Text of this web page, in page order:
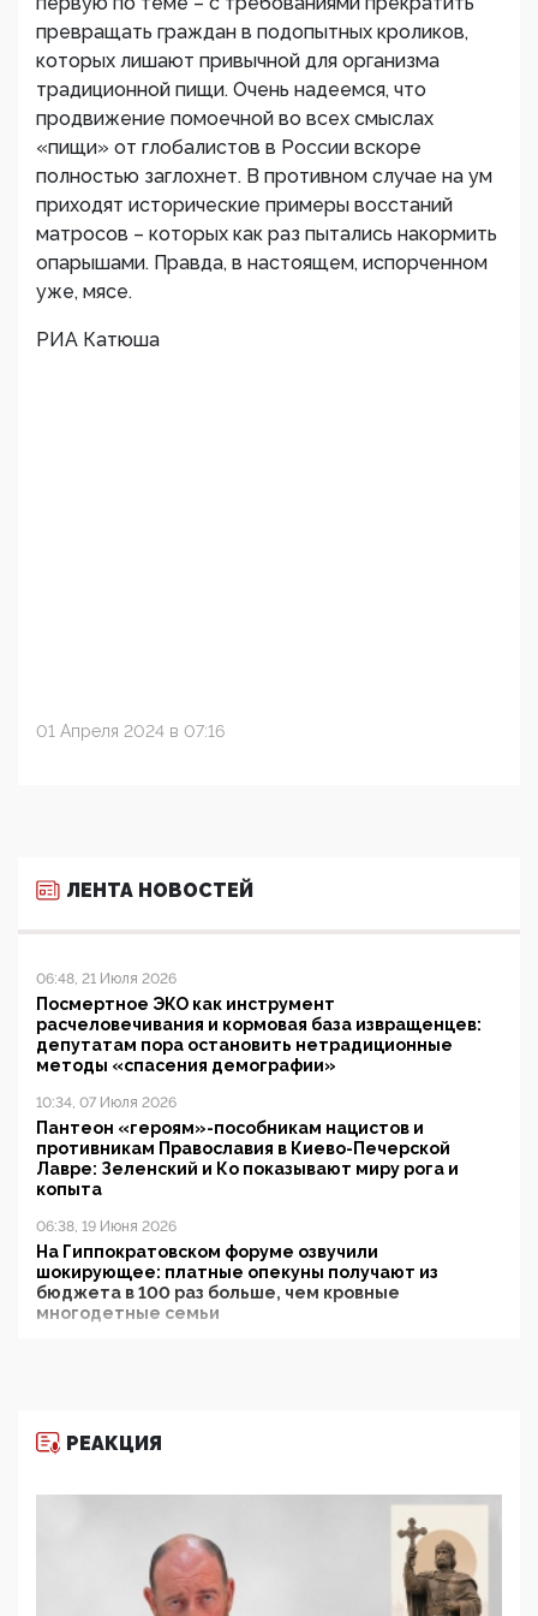
превращать граждан в подопытных кроликов,
которых лишают привычной для организма
традиционной пищи. Очень надеемся, что
продвижение помоечной во всех смыслах
«пищи» от глобалистов в России вскоре
полностью заглохнет. В противном случае на ум
приходят исторические примеры восстаний
матросов – которых как раз пытались накормить
опарышами. Правда, в настоящем, испорченном
уже, мясе.
РИА Катюша
01 Апреля 2024 в 07:16
ЛЕНТА НОВОСТЕЙ
06:48, 21 Июля 2026
Посмертное ЭКО как инструмент
расчеловечивания и кормовая база извращенцев:
депутатам пора остановить нетрадиционные
методы «спасения демографии»
10:34, 07 Июля 2026
Пантеон «героям»-пособникам нацистов и
противникам Православия в Киево-Печерской
Лавре: Зеленский и Ко показывают миру рога и
копыта
06:38, 19 Июня 2026
На Гиппократовском форуме озвучили
шокирующее: платные опекуны получают из
бюджета в 100 раз больше, чем кровные
многодетные семьи
11:53, 09 Июня 2026
деятельность ИИТО ЮНЕСКО в России, но
цифроглобалисты продолжают определять
повестку в образовании
09:43, 01 Июня 2026
5G за счет здоровья граждан: Минцифры намерено
РЕАКЦИЯ